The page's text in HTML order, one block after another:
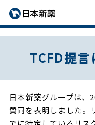
TCFD提
日本新薬グループは、
賛同を表明しました。